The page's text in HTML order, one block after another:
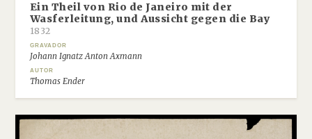
Ein Theil von Rio de Janeiro mit der
Wasferleitung, und Aussicht gegen die Bay
1832
GRAVADOR
Johann Ignatz Anton Axmann
AUTOR
Thomas Ender